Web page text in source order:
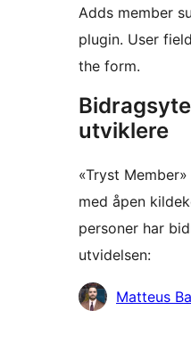
Adds member
plugin. User
the form.
utviklere
«Tryst
med åpen
personer har
utvidelsen:
Bidragsytere
Matteus